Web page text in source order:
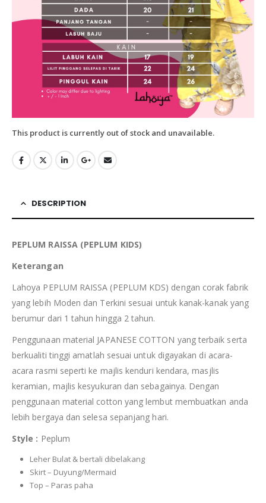
This product is currently out of stock and unavailable.
DESCRIPTION
PEPLUM RAISSA (PEPLUM KIDS)
Keterangan
Lahoya PEPLUM RAISSA (PEPLUM KDS) dengan corak fabrik
yang lebih Moden dan Terkini sesuai untuk kanak-kanak yang
berumur dari 1 tahun hingga 2 tahun.
Penggunaan material JAPANESE COTTON yang terbaik serta
berkualiti tinggi amatlah sesuai untuk digayakan di acara-
acara rasmi seperti ke majlis kenduri kendara, masjlis
keramian, majlis kesyukuran dan sebagainya. Dengan
penggunaan material cotton yang lembut membuatkan anda
lebih bergaya dan selesa sepanjang hari.
Style : Peplum
Leher Bulat & bertali dibelakang
Skirt – Duyung/Mermaid
Top – Paras paha